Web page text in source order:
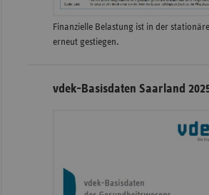
Finanzielle Belastung ist in der
erneut gestiegen.
vdek-Basisdaten Saarland